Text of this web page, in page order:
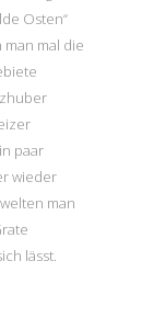
Osten“
mal die
paar
wieder
man
lässt.